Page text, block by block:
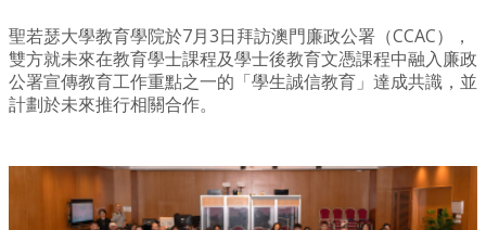
聖若瑟大學教育學院於7月3日拜訪澳門廉政公署（CCAC），
雙方就未來在教育學士課程及學士後教育文憑課程中融入廉政
公署宣傳教育工作重點之一的「學生誠信教育」達成共識，並
計劃於未來推行相關合作。